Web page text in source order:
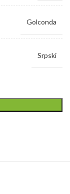
Golconda
Srpski